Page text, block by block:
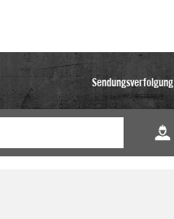
Sendungsverfolgung